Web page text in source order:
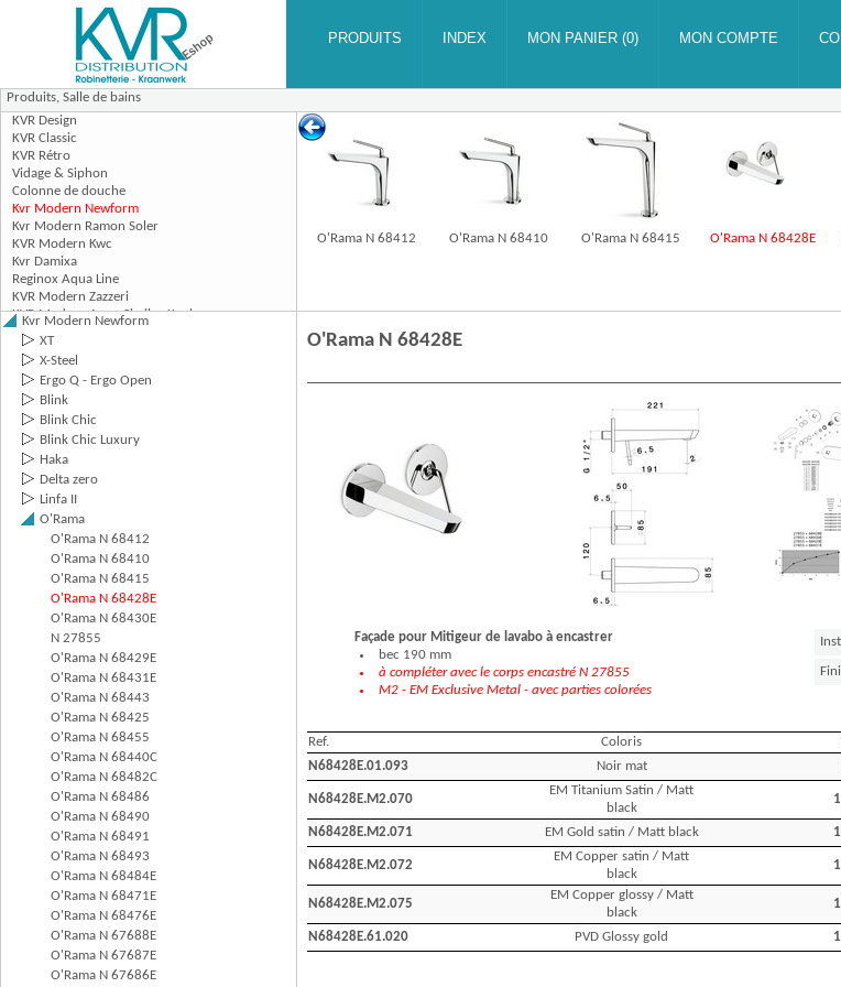
Produits, Salle de bains
O'Rama N 68412 O'Rama N 68410 O'Rama N 68415 O'Rama N 68428E